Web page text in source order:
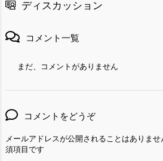
ディスカッション
コメント一覧
まだ、コメントがありません
コメントをどうぞ
メールアドレスが公開されることはありませ
須項目です